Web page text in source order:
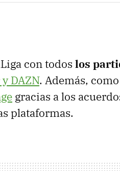
con todos los
DAZN. Además,
gracias a los
plataformas.